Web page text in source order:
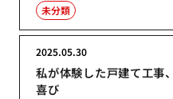
未分類
私が体験した戸建て工事
喜び
2025.05.30